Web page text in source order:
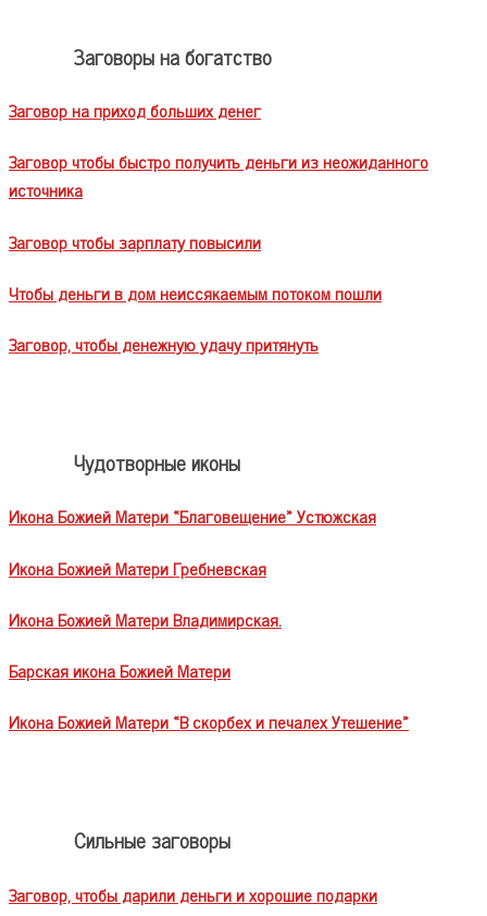
Заговоры на богатство
Заговор на приход больших денег
Заговор чтобы быстро получить деньги из неожиданного
источника
Заговор чтобы зарплату повысили
Чтобы деньги в дом неиссякаемым потоком пошли
Заговор, чтобы денежную удачу притянуть
Чудотворные иконы
Икона Божией Матери «Благовещение» Устюжская
Икона Божией Матери Гребневская
Икона Божией Матери Владимирская.
Барская икона Божией Матери
Икона Божией Матери «В скорбех и печалех Утешение»
Сильные заговоры
Заговор, чтобы дарили деньги и хорошие подарки